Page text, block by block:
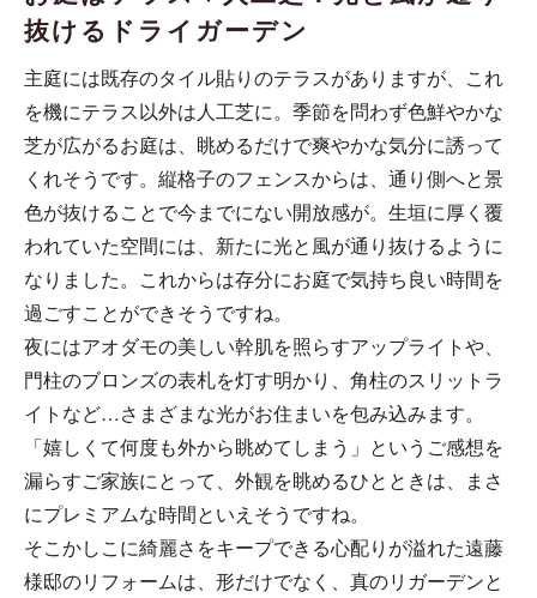
抜けるドライガーデン
主庭には既存のタイル貼りのテラスがありますが、これ
を機にテラス以外は人工芝に。季節を問わず色鮮やかな
芝が広がるお庭は、眺めるだけで爽やかな気分に誘って
くれそうです。縦格子のフェンスからは、通り側へと景
色が抜けることで今までにない開放感が。生垣に厚く覆
われていた空間には、新たに光と風が通り抜けるように
なりました。これからは存分にお庭で気持ち良い時間を
過ごすことができそうですね。
夜にはアオダモの美しい幹肌を照らすアップライトや、
門柱のブロンズの表札を灯す明かり、角柱のスリットラ
イトなど…さまざまな光がお住まいを包み込みます。
「嬉しくて何度も外から眺めてしまう」というご感想を
漏らすご家族にとって、外観を眺めるひとときは、まさ
にプレミアムな時間といえそうですね。
そこかしこに綺麗さをキープできる心配りが溢れた遠藤
様邸のリフォームは、形だけでなく、真のリガーデンと